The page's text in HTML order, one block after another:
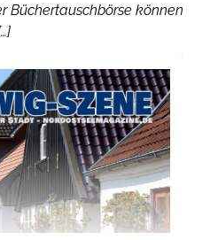
Büchertauschbörse können